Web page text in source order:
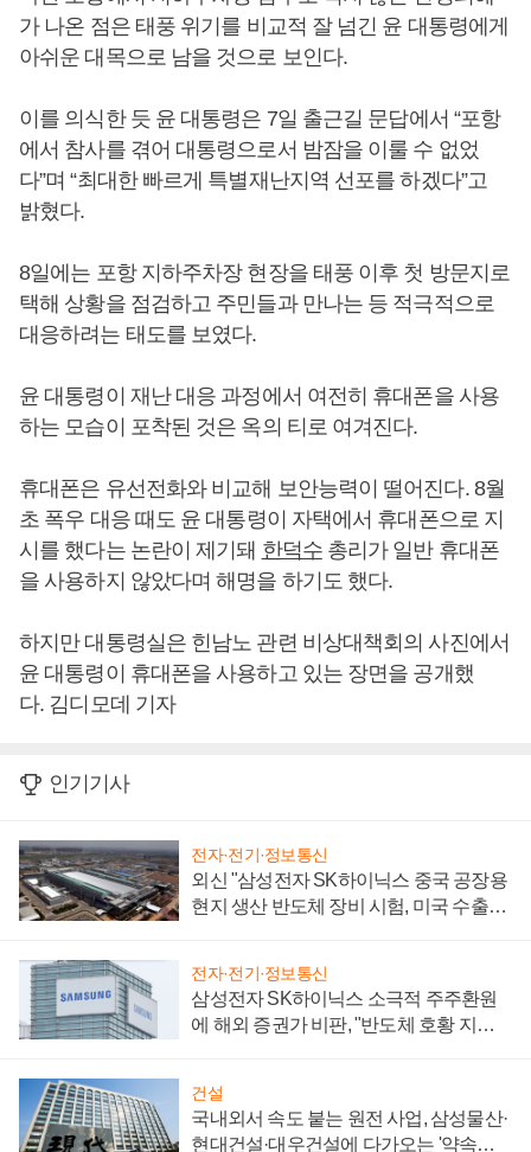
가 나온 점은 태풍 위기를 비교적 잘 넘긴 윤 대통령에게
아쉬운 대목으로 남을 것으로 보인다.
이를 의식한 듯 윤 대통령은 7일 출근길 문답에서 “포항
에서 참사를 겪어 대통령으로서 밤잠을 이룰 수 없었
다”며 “최대한 빠르게 특별재난지역 선포를 하겠다”고
밝혔다.
8일에는 포항 지하주차장 현장을 태풍 이후 첫 방문지로
택해 상황을 점검하고 주민들과 만나는 등 적극적으로
대응하려는 태도를 보였다.
윤 대통령이 재난 대응 과정에서 여전히 휴대폰을 사용
하는 모습이 포착된 것은 옥의 티로 여겨진다.
휴대폰은 유선전화와 비교해 보안능력이 떨어진다. 8월
초 폭우 대응 때도 윤 대통령이 자택에서 휴대폰으로 지
시를 했다는 논란이 제기돼 한덕수총리가 일반 휴대폰
을 사용하지 않았다며 해명을 하기도 했다.
하지만 대통령실은 힌남노 관련 비상대책회의 사진에서
윤 대통령이 휴대폰을 사용하고 있는 장면을 공개했
다. 김디모데 기자
인기기사
전자·전기·정보통신
외신 "삼성전자 SK하이닉스 중국 공장용
현지 생산 반도체 장비 시험, 미국 수출통
전자·전기·정보통신
삼성전자 SK하이닉스 소극적 주주환원
에 해외 증권가 비판, "반도체 호황 지속
건설
국내외서 속도 붙는 원전 사업, 삼성물산·
현대건설·대우건설에 다가오는 '약속의